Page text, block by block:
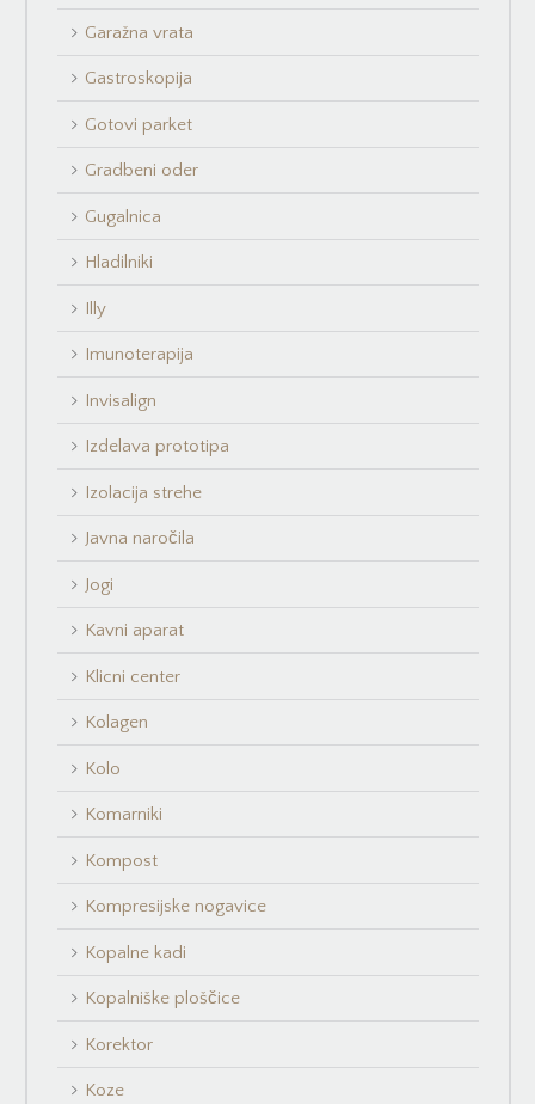
Garažna vrata
Gastroskopija
Gotovi parket
Gradbeni oder
Gugalnica
Hladilniki
Illy
Imunoterapija
Invisalign
Izdelava prototipa
Izolacija strehe
Javna naročila
Jogi
Kavni aparat
Klicni center
Kolagen
Kolo
Komarniki
Kompost
Kompresijske nogavice
Kopalne kadi
Kopalniške ploščice
Korektor
Koze